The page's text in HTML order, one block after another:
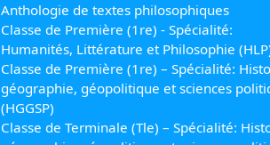
Anthologie de textes philosophiques
Classe de Première (1re) - Spécialité:
Humanités, Littérature et Philosophie
Classe de Première (1re) – Spécialité:
géographie, géopolitique et sciences
(HGGSP)
Classe de Terminale (Tle) – Spécialité: